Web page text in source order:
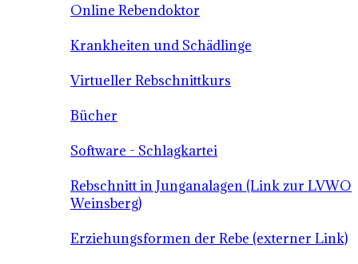
Online Rebendoktor
Krankheiten und Schädlinge
Virtueller Rebschnittkurs
Bücher
Software - Schlagkartei
Rebschnitt in Junganalagen (Link zur LVWO
Weinsberg)
Erziehungsformen der Rebe (externer Link)